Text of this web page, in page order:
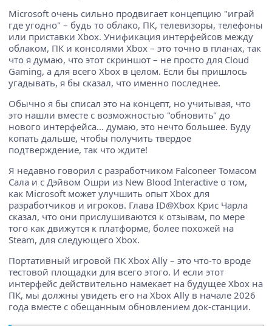
Microsoft очень сильно продвигает концепцию "играй
где угодно" – будь то облако, ПК, телевизоры, телефоны
или приставки Xbox. Унификация интерфейсов между
облаком, ПК и консолями Xbox – это точно в планах, так
что я думаю, что этот скриншот – не просто для Cloud
Gaming, а для всего Xbox в целом. Если бы пришлось
угадывать, я бы сказал, что именно последнее.
Обычно я бы списал это на концепт, но учитывая, что
это нашли вместе с возможностью "обновить" до
нового интерфейса... думаю, это нечто большее. Буду
копать дальше, чтобы получить твердое
подтверждение, так что ждите!
Я недавно говорил с разработчиком Falconeer Томасом
Сала и с Дэйвом Ошри из New Blood Interactive о том,
как Microsoft может улучшить опыт Xbox для
разработчиков и игроков. Глава ID@Xbox Крис Чарла
сказал, что они прислушиваются к отзывам, по мере
того как движутся к платформе, более похожей на
Steam, для следующего Xbox.
Портативный игровой ПК Xbox Ally – это что-то вроде
тестовой площадки для всего этого. И если этот
интерфейс действительно намекает на будущее Xbox на
ПК, мы должны увидеть его на Xbox Ally в начале 2026
года вместе с обещанным обновлением док-станции.